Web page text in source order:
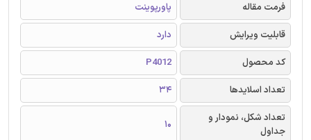
فرمت مقاله
پاورپوینت
قابلیت ویرایش
دارد
کد محصول
P4012
تعداد اسلایدها
34
تعداد شکل، نمودار و
جداول
10